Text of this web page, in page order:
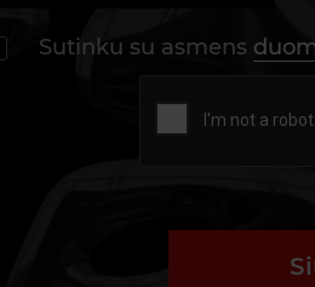
Sutinku su asmens